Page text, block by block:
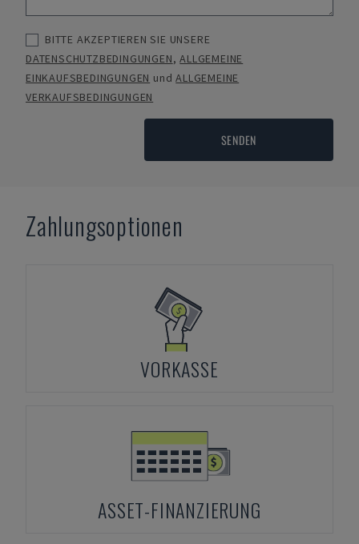
BITTE AKZEPTIEREN SIE UNSERE
DATENSCHUTZBEDINGUNGEN,ALLGEMEINE
EINKAUFSBEDINGUNGEN undALLGEMEINE
VERKAUFSBEDINGUNGEN
SENDEN
Zahlungsoptionen
VORKASSE
ASSET-FINANZIERUNG